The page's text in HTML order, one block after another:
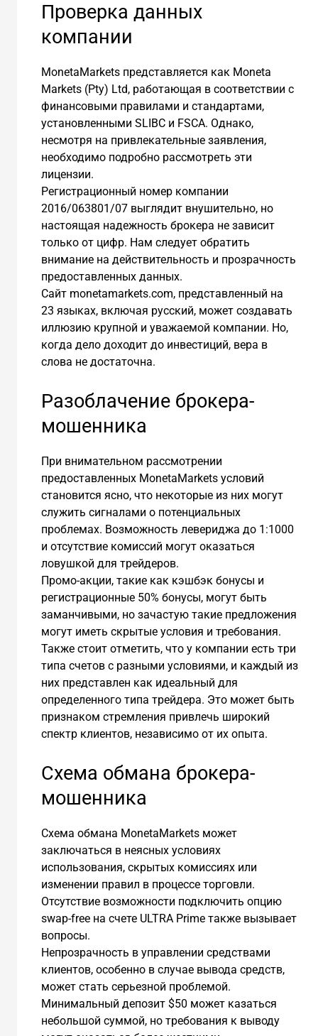
Проверка данных
компании
MonetaMarkets представляется как Moneta
Markets (Pty) Ltd, работающая в соответствии с
финансовыми правилами и стандартами,
установленными SLIBC и FSCA. Однако,
несмотря на привлекательные заявления,
необходимо подробно рассмотреть эти
лицензии.
Регистрационный номер компании
2016/063801/07 выглядит внушительно, но
настоящая надежность брокера не зависит
только от цифр. Нам следует обратить
внимание на действительность и прозрачность
предоставленных данных.
Сайт monetamarkets.com, представленный на
23 языках, включая русский, может создавать
иллюзию крупной и уважаемой компании. Но,
когда дело доходит до инвестиций, вера в
слова не достаточна.
Разоблачение брокера-
мошенника
При внимательном рассмотрении
предоставленных MonetaMarkets условий
становится ясно, что некоторые из них могут
служить сигналами о потенциальных
проблемах. Возможность левериджа до 1:1000
и отсутствие комиссий могут оказаться
ловушкой для трейдеров.
Промо-акции, такие как кэшбэк бонусы и
регистрационные 50% бонусы, могут быть
заманчивыми, но зачастую такие предложения
могут иметь скрытые условия и требования.
Также стоит отметить, что у компании есть три
типа счетов с разными условиями, и каждый из
них представлен как идеальный для
определенного типа трейдера. Это может быть
признаком стремления привлечь широкий
спектр клиентов, независимо от их опыта.
Схема обмана брокера-
мошенника
Схема обмана MonetaMarkets может
заключаться в неясных условиях
использования, скрытых комиссиях или
изменении правил в процессе торговли.
Отсутствие возможности подключить опцию
swap-free на счете ULTRA Prime также вызывает
вопросы.
Непрозрачность в управлении средствами
клиентов, особенно в случае вывода средств,
может стать серьезной проблемой.
Минимальный депозит $50 может казаться
небольшой суммой, но требования к выводу